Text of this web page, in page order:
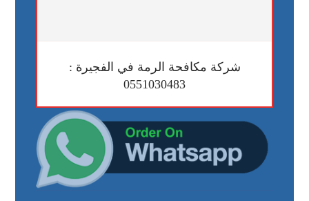
شركة مكافحة الرمة في الفجيرة :
0551030483